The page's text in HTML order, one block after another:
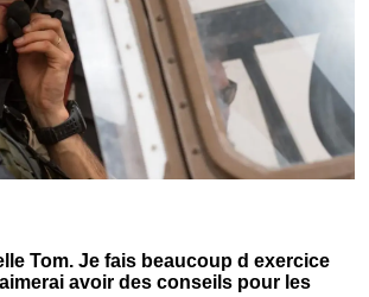
Tom. Je fais beaucoup d exercice
avoir des conseils pour les